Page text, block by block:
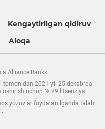
Kengaytirilgan qidiruv
Aloqa
Alliance Bank»
tomonidan 2021 yil 25 dekabrda
oshirish uchun №79 litsenziya.
yozuvlar foydalanilganda talab